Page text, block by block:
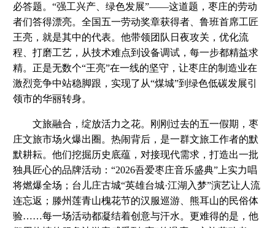
必答题。“强工兴产、绿色发展”——这道题，枣庄的劳动
者们答得漂亮。全国五一劳动奖章获得者、鲁班首席工匠
王亮，就是其中的代表。他带领团队日夜攻关，优化流
程、打磨工艺，从技术难点到设备调试，每一步都精益求
精。正是无数个“王亮”在一线的坚守，让枣庄的制造业在
激烈竞争中站稳脚跟，实现了从“煤城”到绿色低碳发展引
领市的华丽转身。
文旅融合，绽放活力之花。刚刚过去的五一假期，枣
庄文旅市场火爆出圈。热闹背后，是一群文旅工作者的默
默耕耘。他们挖掘历史底蕴，对接现代需求，打造出一批
独具匠心的品牌活动：“2026吾爱枣庄音乐盛典”上实力唱
将燃爆全场；台儿庄古城“英雄台城·江湖入梦”演艺让人流
连忘返；滕州莲青山槐花节的汉服巡游、熊耳山的民俗体
验……每一场活动都凝结着创意与汗水。更难得的是，他